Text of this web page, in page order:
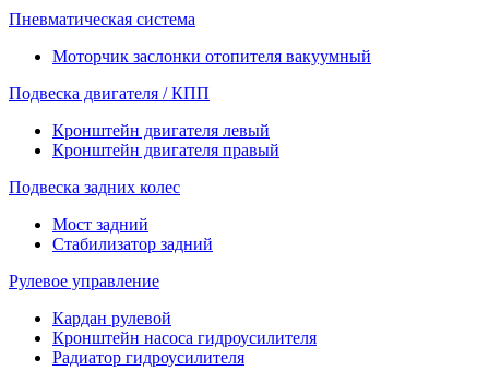
Пневматическая система
Моторчик заслонки отопителя вакуумный
Подвеска двигателя / КПП
Кронштейн двигателя левый
Кронштейн двигателя правый
Подвеска задних колес
Мост задний
Стабилизатор задний
Рулевое управление
Кардан рулевой
Кронштейн насоса гидроусилителя
Радиатор гидроусилителя